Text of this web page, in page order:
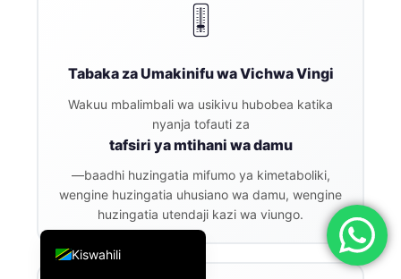
🎚️
Tabaka za Umakinifu wa Vichwa Vingi
Wakuu mbalimbali wa usikivu hubobea katika
nyanja tofauti za
tafsiri ya mtihani wa damu
—baadhi huzingatia mifumo ya kimetaboliki,
wengine huzingatia uhusiano wa damu, wengine
huzingatia utendaji kazi wa viungo.
Kiswahili
Deutsch
עִבְרִית
Italiano